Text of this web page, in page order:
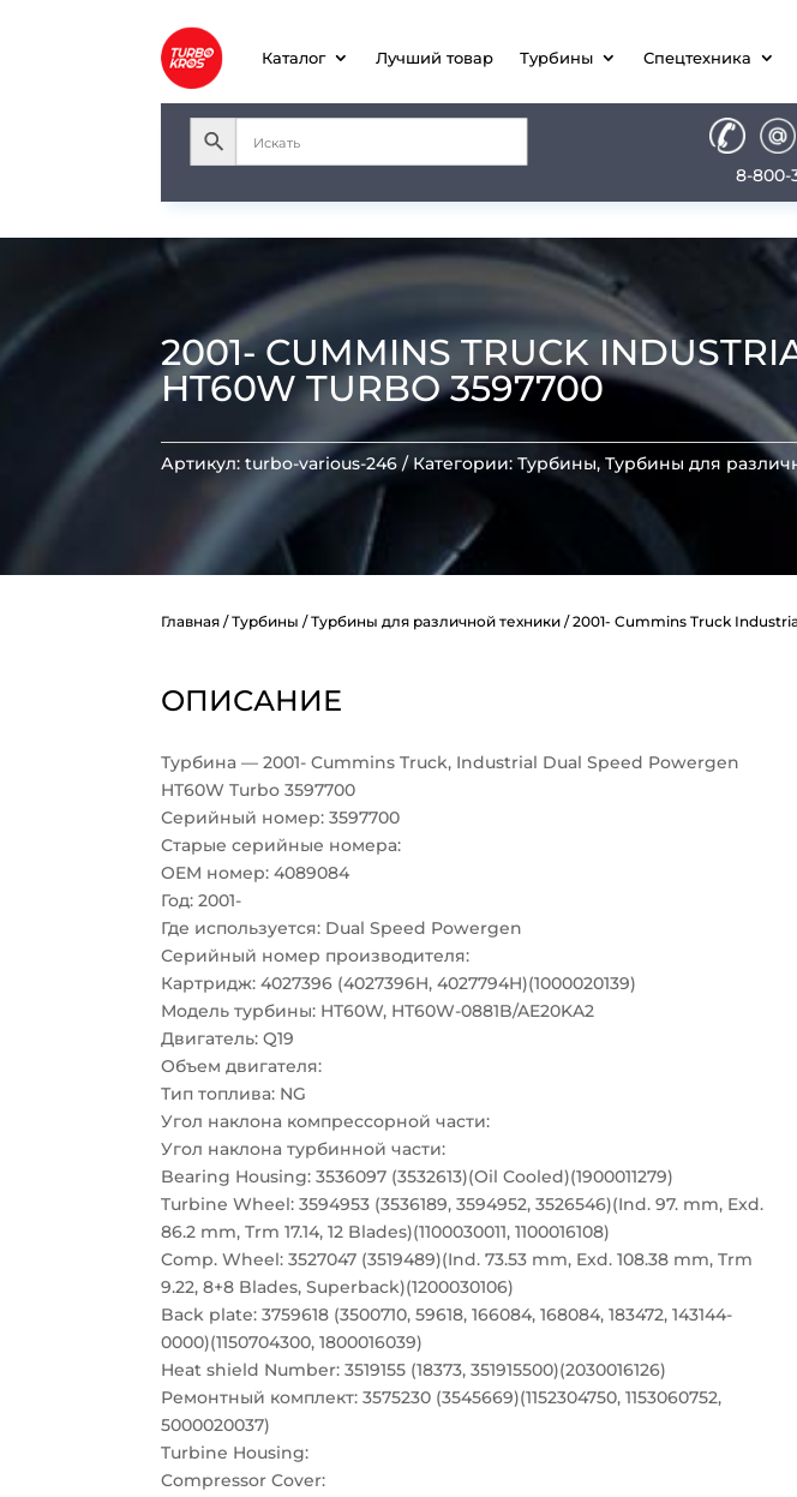
Каталог Лучший товар Турбины Спецтехника
8-800-
2001- CUMMINS TRUCK
HT60W TURBO 3597700
Артикул:turbo-various-246 Категории:Турбины,Турбины для
Главная /Турбины /Турбины для различной техники / 2001- Cummins Truck
ОПИСАНИЕ
Турбина — 2001- Cummins Truck, Industrial Dual Speed Powergen
HT60W Turbo 3597700
Серийный номер: 3597700
Старые серийные номера:
OEM номер: 4089084
Год: 2001-
Где используется: Dual Speed Powergen
Серийный номер производителя:
Картридж: 4027396 (4027396H, 4027794H)(1000020139)
Модель турбины: HT60W, HT60W-0881B/AE20KA2
Двигатель: Q19
Объем двигателя:
Тип топлива: NG
Угол наклона компрессорной части:
Угол наклона турбинной части:
Bearing Housing: 3536097 (3532613)(Oil Cooled)(1900011279)
Turbine Wheel: 3594953 (3536189, 3594952, 3526546)(Ind. 97. mm, Exd.
86.2 mm, Trm 17.14, 12 Blades)(1100030011, 1100016108)
Comp. Wheel: 3527047 (3519489)(Ind. 73.53 mm, Exd. 108.38 mm, Trm
9.22, 8+8 Blades, Superback)(1200030106)
Back plate: 3759618 (3500710, 59618, 166084, 168084, 183472, 143144-
0000)(1150704300, 1800016039)
Heat shield Number: 3519155 (18373, 351915500)(2030016126)
Ремонтный комплект: 3575230 (3545669)(1152304750, 1153060752,
5000020037)
Turbine Housing:
Compressor Cover: